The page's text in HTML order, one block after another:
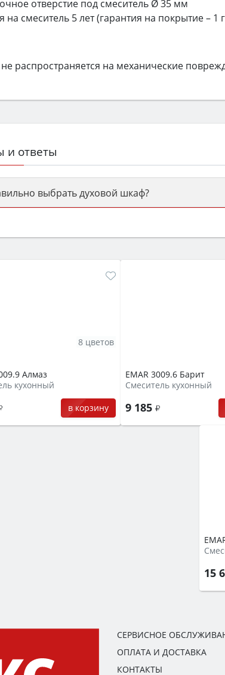
отверстие под смеситель Ø 35 мм
на смеситель 5 лет (гарантия на покрытие – 1
распространяется на механические
и ответы
выбрать духовой шкаф?
энергопотребления не ниже A и нужные
Алмаз
кухонный
в корзину
8 цветов
EMAR 3009.6 Барит
Смеситель кухонный
9 185
15
СЕРВИСНОЕ
ОПЛАТА И ДОСТАВКА
КОНТАКТЫ